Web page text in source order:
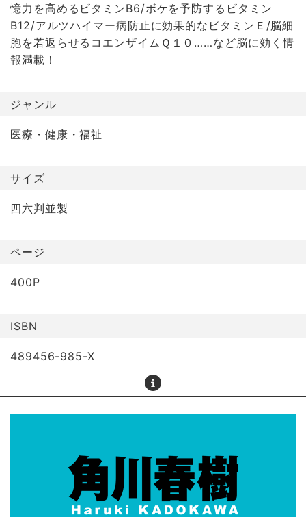
憶力を高めるビタミンB6/ボケを予防するビタミン
B12/アルツハイマー病防止に効果的なビタミンＥ/脳細
胞を若返らせるコエンザイムＱ１０……など脳に効く情
報満載！
ジャンル
医療・健康・福祉
サイズ
四六判並製
ページ
400P
ISBN
489456-985-X